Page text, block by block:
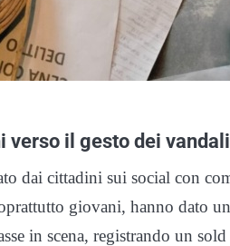
verso il gesto dei vandali
dai cittadini sui social con
giovani, hanno dato
in scena, registrando un